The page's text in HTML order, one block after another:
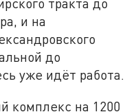
тракта до
и на
до
уже идёт работа.
комплекс на 1200